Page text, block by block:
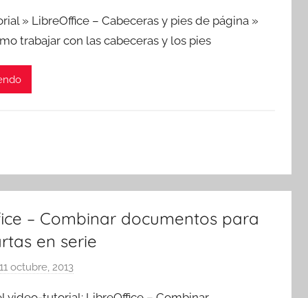
r
T
e
s
» LibreOffice – Cabeceras y pies de página »
trabajar con las cabeceras y los pies
– Combinar documentos para
en serie
11 octubre, 2013